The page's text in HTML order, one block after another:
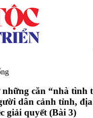
căn “nhà tình
dân cảnh tỉnh,
giải quyết (Bài 3)